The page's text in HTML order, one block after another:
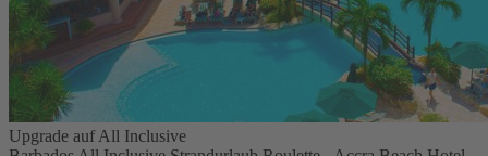
Upgrade auf All Inclusive